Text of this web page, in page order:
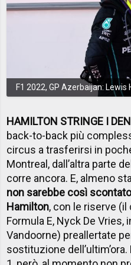
F1 2022, GP Azerbaijan:
HAMILTON STRINGE I
back-to-back più
circus a trasferirsi in
Montreal, dall’altra parte
corre ancora. E, almeno
non sarebbe così
Hamilton, con le riserve
Formula E, Nyck De
Vandoorne) preallertate
sostituzione